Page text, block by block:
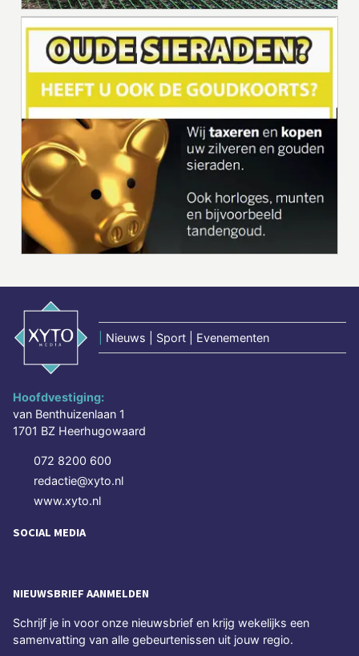
Nieuws | Sport | Evenementen
Hoofdvestiging:
van Benthuizenlaan 1
1701 BZ Heerhugowaard
072 8200 600
redactie@xyto.nl
www.xyto.nl
SOCIAL MEDIA
NIEUWSBRIEF AANMELDEN
Schrijf je in voor onze nieuwsbrief en krijg wekelijks een
samenvatting van alle gebeurtenissen uit jouw regio.